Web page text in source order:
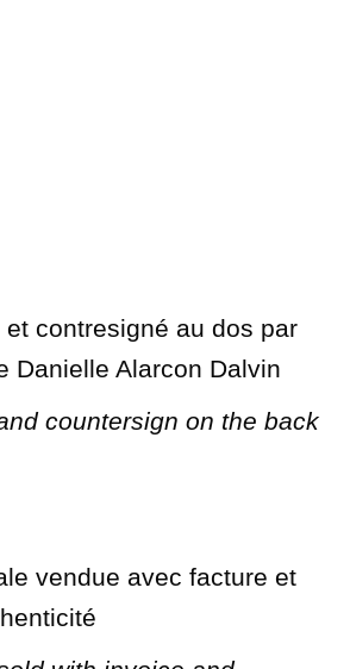
et contresigné au dos par
Danielle Alarcon Dalvin
countersign on the back
vendue avec facture et